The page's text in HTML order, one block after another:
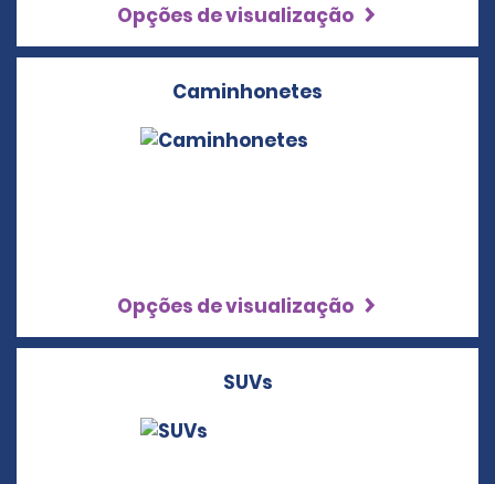
Opções de visualização
Caminhonetes
Opções de visualização
SUVs